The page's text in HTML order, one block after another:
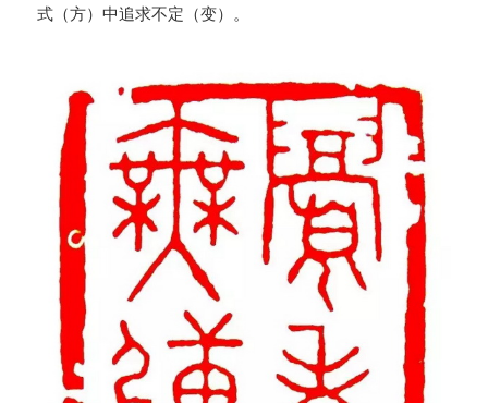
式（方）中追求不定（变）。